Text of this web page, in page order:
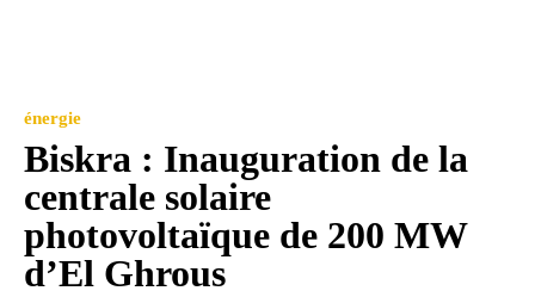
énergie
Biskra : Inauguration de la
centrale solaire
photovoltaïque de 200 MW
d’El Ghrous